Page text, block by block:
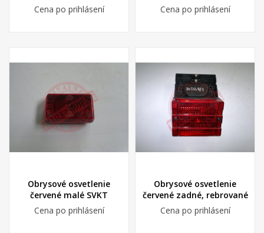
Cena po prihlásení
Cena po prihlásení
Obrysové osvetlenie
červené malé SVKT
Cena po prihlásení
Obrysové osvetlenie
červené zadné, rebrované
Cena po prihlásení